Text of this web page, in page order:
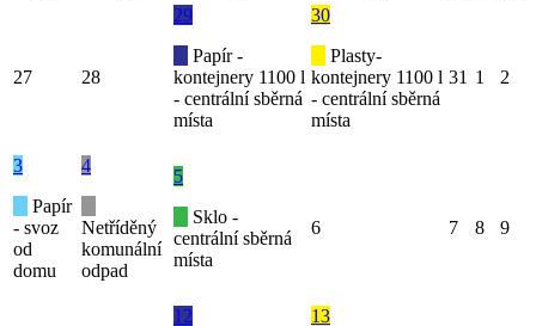
27 28
29
Papír -
kontejnery 1100 l
- centrální sběrná
místa
30
Plasty-
kontejnery 1100 l
- centrální sběrná
místa
31 1 2
3
Papír
- svoz
od
domu
4
Netříděný
komunální
odpad
5
Sklo -
centrální sběrná
místa
6 7 8 9
12 13